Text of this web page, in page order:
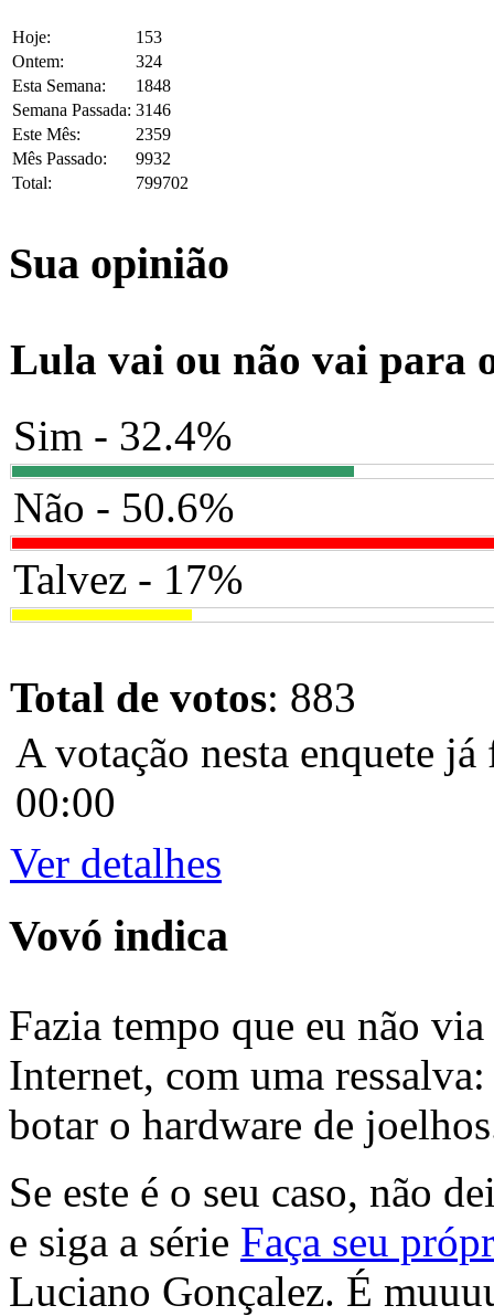
Hoje:
153
Ontem:
324
Esta Semana:
1848
Semana Passada: 3146
Este Mês:
2359
Mês Passado:
9932
Total:
799702
Sua opinião
Lula vai ou não vai para
Sim - 32.4%
Não - 50.6%
Talvez - 17%
Total de votos: 883
A votação nesta enquete
00:00
Ver detalhes
Vovó indica
Fazia tempo que eu não
Internet, com uma
botar o hardware de
Se este é o seu caso, não
e siga a série Faça seu
Luciano Gonçalez. É